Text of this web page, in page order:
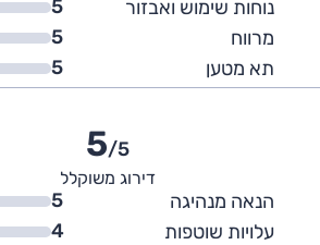
5/5
דירוג משוקלל
הנאה מנהיגה
5
עלויות שוטפות
4
נוחות שימוש ואבזור
5
מרווח
5
תא מטען
5